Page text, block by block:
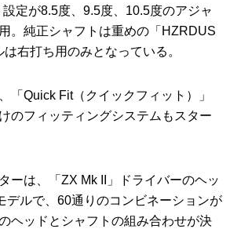
設定が8.5度、9.5度、10.5度のアジャ
。純正シャフトは重めの「HZRDUS
右打ち用のみとなっている。
「Quick Fit（クイックフィット）」
のフィッティングシステムもスター
ーは、「ZX Mk II」ドライバーのヘッ
デルで、60通りのコンビネーションが
ヘッドとシャフトの組み合わせが決